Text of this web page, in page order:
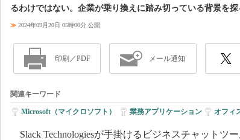
るわけではない。企業が乗り換えに踏み切っている背景を探
≫ 2024年09月20日 05時00分 公開
印刷／PDF メール通知
関連キーワード
Microsoft（マイクロソフト） 業務アプリケーション オフィ
Slack Technologiesが手掛けるビジネスチャットツ